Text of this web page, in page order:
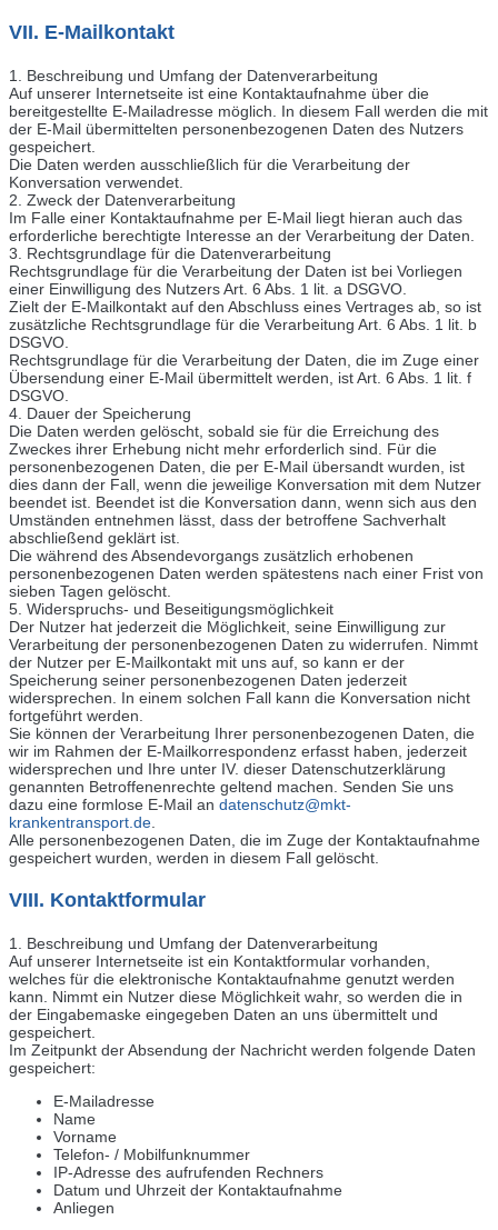
VII. E-Mailkontakt
1. Beschreibung und Umfang der Datenverarbeitung
Auf unserer Internetseite ist eine Kontaktaufnahme über die
bereitgestellte E-Mailadresse möglich. In diesem Fall werden die mit
der E-Mail übermittelten personenbezogenen Daten des Nutzers
gespeichert.
Die Daten werden ausschließlich für die Verarbeitung der
Konversation verwendet.
2. Zweck der Datenverarbeitung
Im Falle einer Kontaktaufnahme per E-Mail liegt hieran auch das
erforderliche berechtigte Interesse an der Verarbeitung der Daten.
3. Rechtsgrundlage für die Datenverarbeitung
Rechtsgrundlage für die Verarbeitung der Daten ist bei Vorliegen
einer Einwilligung des Nutzers Art. 6 Abs. 1 lit. a DSGVO.
Zielt der E-Mailkontakt auf den Abschluss eines Vertrages ab, so ist
zusätzliche Rechtsgrundlage für die Verarbeitung Art. 6 Abs. 1 lit. b
DSGVO.
Rechtsgrundlage für die Verarbeitung der Daten, die im Zuge einer
Übersendung einer E-Mail übermittelt werden, ist Art. 6 Abs. 1 lit. f
DSGVO.
4. Dauer der Speicherung
Die Daten werden gelöscht, sobald sie für die Erreichung des
Zweckes ihrer Erhebung nicht mehr erforderlich sind. Für die
personenbezogenen Daten, die per E-Mail übersandt wurden, ist
dies dann der Fall, wenn die jeweilige Konversation mit dem Nutzer
beendet ist. Beendet ist die Konversation dann, wenn sich aus den
Umständen entnehmen lässt, dass der betroffene Sachverhalt
abschließend geklärt ist.
Die während des Absendevorgangs zusätzlich erhobenen
personenbezogenen Daten werden spätestens nach einer Frist von
sieben Tagen gelöscht.
5. Widerspruchs- und Beseitigungsmöglichkeit
Der Nutzer hat jederzeit die Möglichkeit, seine Einwilligung zur
Verarbeitung der personenbezogenen Daten zu widerrufen. Nimmt
der Nutzer per E-Mailkontakt mit uns auf, so kann er der
Speicherung seiner personenbezogenen Daten jederzeit
widersprechen. In einem solchen Fall kann die Konversation nicht
fortgeführt werden.
Sie können der Verarbeitung Ihrer personenbezogenen Daten, die
wir im Rahmen der E-Mailkorrespondenz erfasst haben, jederzeit
widersprechen und Ihre unter IV. dieser Datenschutzerklärung
genannten Betroffenenrechte geltend machen. Senden Sie uns
dazu eine formlose E-Mail an datenschutz@mkt-
krankentransport.de
Alle personenbezogenen Daten, die im Zuge der Kontaktaufnahme
gespeichert wurden, werden in diesem Fall gelöscht.
VIII. Kontaktformular
1. Beschreibung und Umfang der Datenverarbeitung
Auf unserer Internetseite ist ein Kontaktformular vorhanden,
welches für die elektronische Kontaktaufnahme genutzt werden
kann. Nimmt ein Nutzer diese Möglichkeit wahr, so werden die in
der Eingabemaske eingegeben Daten an uns übermittelt und
gespeichert.
Im Zeitpunkt der Absendung der Nachricht werden folgende Daten
gespeichert:
E-Mailadresse
Name
Vorname
Telefon- / Mobilfunknummer
IP-Adresse des aufrufenden Rechners
Datum und Uhrzeit der Kontaktaufnahme
Anliegen